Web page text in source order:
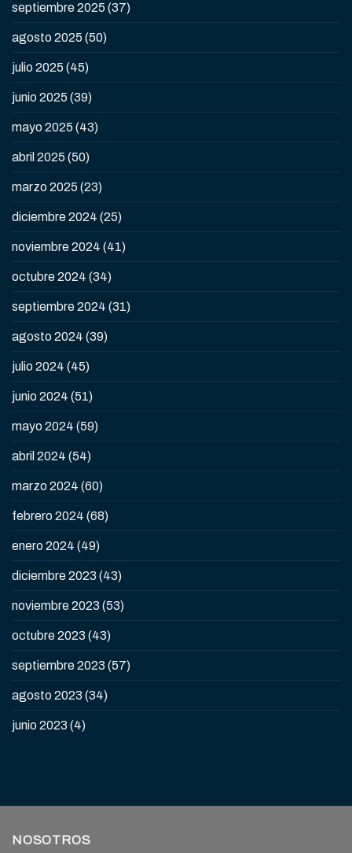
septiembre 2025 (37)
agosto 2025 (50)
julio 2025 (45)
junio 2025 (39)
mayo 2025 (43)
abril 2025 (50)
marzo 2025 (23)
diciembre 2024 (25)
noviembre 2024 (41)
octubre 2024 (34)
septiembre 2024 (31)
agosto 2024 (39)
julio 2024 (45)
junio 2024 (51)
mayo 2024 (59)
abril 2024 (54)
marzo 2024 (60)
febrero 2024 (68)
enero 2024 (49)
diciembre 2023 (43)
noviembre 2023 (53)
octubre 2023 (43)
septiembre 2023 (57)
agosto 2023 (34)
junio 2023 (4)
NOSOTROS